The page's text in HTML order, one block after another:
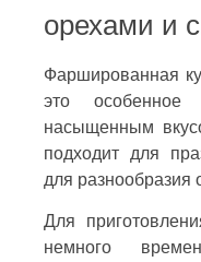
орехами и
Фаршированная
это особенное
насыщенным
подходит для
для разнообразия
Для
немного